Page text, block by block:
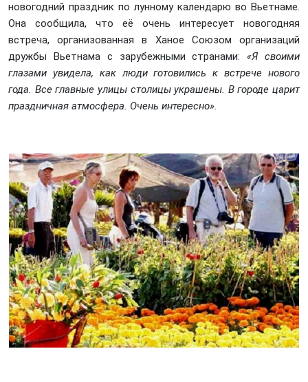
новогодний праздник по лунному календарю во Вьетнаме.
Она сообщила, что её очень интересует новогодняя
встреча, организованная в Ханое Союзом организаций
дружбы Вьетнама с зарубежными странами:«Я своими
глазами увидела, как люди готовились к встрече нового
года. Все главные улицы столицы украшены. В городе царит
праздничная атмосфера. Очень интересно».